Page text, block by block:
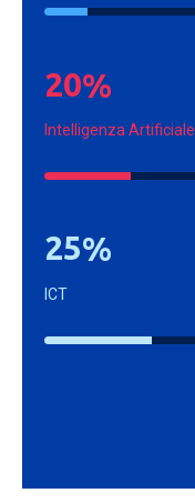
20%
Intelligenza Artificiale
25%
ICT